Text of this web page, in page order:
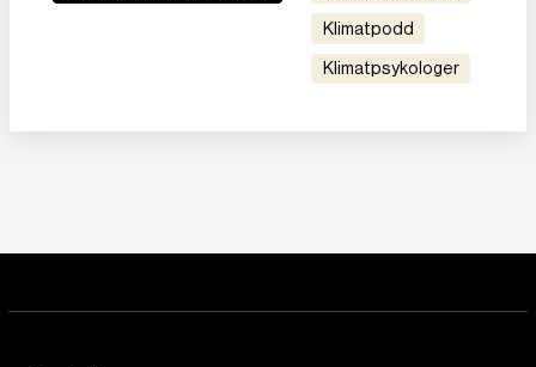
klimatpodd
Klimatpsykologer